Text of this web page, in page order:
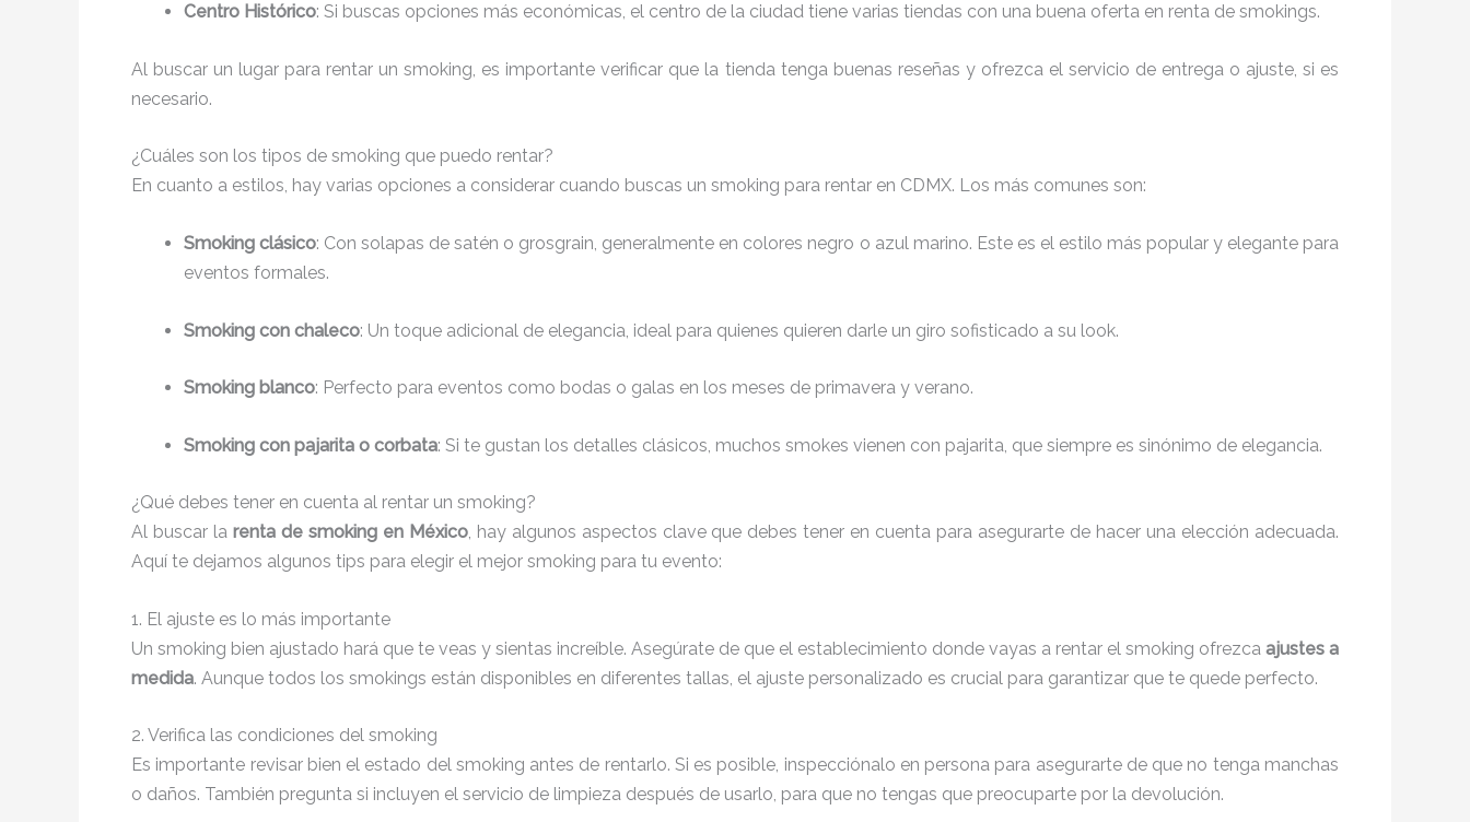
Centro Histórico: Si buscas opciones más económicas, el centro de la ciudad tiene varias tiendas con una buena oferta en renta de smokings.
Al buscar un lugar para rentar un smoking, es importante verificar que la tienda tenga buenas reseñas y ofrezca el servicio de entrega o ajuste, si es
necesario.
¿Cuáles son los tipos de smoking que puedo rentar?
En cuanto a estilos, hay varias opciones a considerar cuando buscas un smoking para rentar en CDMX. Los más comunes son:
Smoking clásico: Con solapas de satén o grosgrain, generalmente en colores negro o azul marino. Este es el estilo más popular y elegante para
eventos formales.
Smoking con chaleco: Un toque adicional de elegancia, ideal para quienes quieren darle un giro sofisticado a su look.
Smoking blanco: Perfecto para eventos como bodas o galas en los meses de primavera y verano.
Smoking con pajarita o corbata: Si te gustan los detalles clásicos, muchos smokes vienen con pajarita, que siempre es sinónimo de elegancia.
¿Qué debes tener en cuenta al rentar un smoking?
Al buscar la renta de smoking en México, hay algunos aspectos clave que debes tener en cuenta para asegurarte de hacer una elección adecuada.
Aquí te dejamos algunos tips para elegir el mejor smoking para tu evento:
1. El ajuste es lo más importante
Un smoking bien ajustado hará que te veas y sientas increíble. Asegúrate de que el establecimiento donde vayas a rentar el smoking ofrezca ajustes a
medida. Aunque todos los smokings están disponibles en diferentes tallas, el ajuste personalizado es crucial para garantizar que te quede perfecto.
2. Verifica las condiciones del smoking
Es importante revisar bien el estado del smoking antes de rentarlo. Si es posible, inspecciónalo en persona para asegurarte de que no tenga manchas
o daños. También pregunta si incluyen el servicio de limpieza después de usarlo, para que no tengas que preocuparte por la devolución.